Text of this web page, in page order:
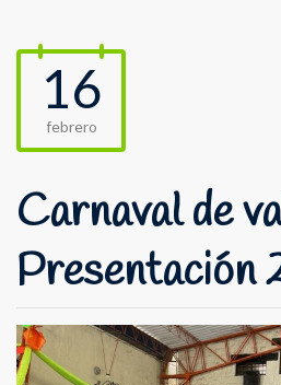
16
febrero
Carnaval de
Presentación